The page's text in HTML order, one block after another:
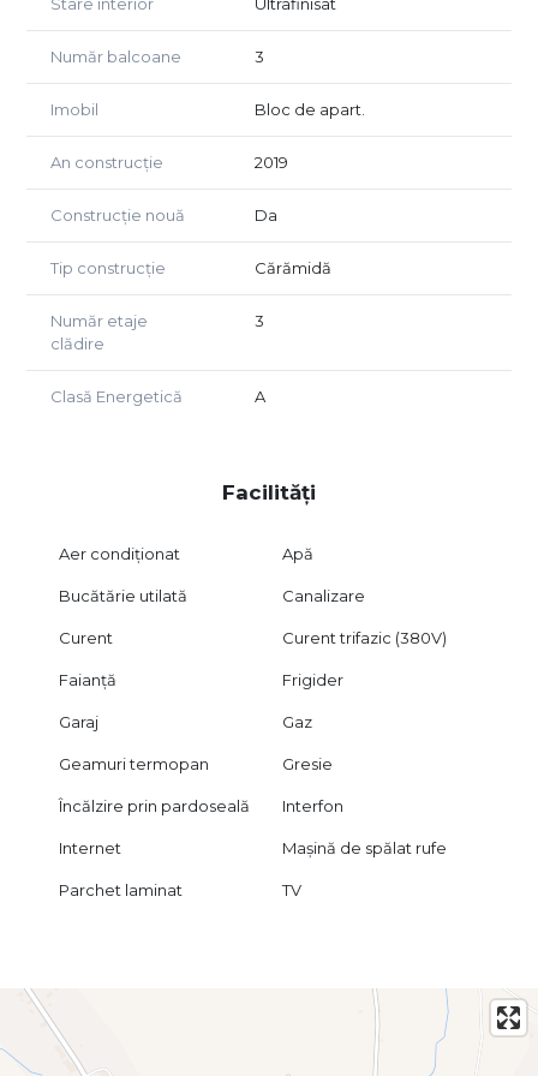
Număr balcoane 3
Imobil Bloc de apart.
An construcție 2019
Construcție nouă Da
Tip construcție Cărămidă
Număr etaje
clădire
3
Clasă Energetică A
Facilități
Aer condiționat Apă
Bucătărie utilată Canalizare
Curent Curent trifazic (380V)
Faianță Frigider
Garaj Gaz
Geamuri termopan Gresie
Încălzire prin pardoseală Interfon
Internet Mașină de spălat rufe
Parchet laminat TV